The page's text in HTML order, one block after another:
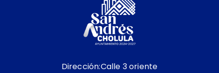
Dirección:Calle 3 oriente